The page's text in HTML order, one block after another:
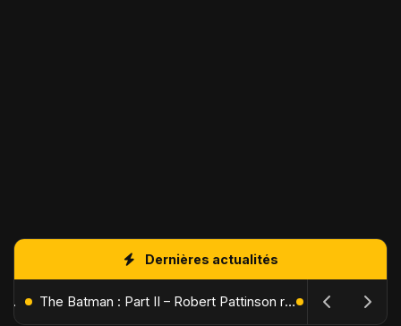
Dernières actualités
L'Âge de Glace : Le Réveil du Volcan – Manny, Sid et Diego de retour pour une aventure explosive The Batman : Part II – Robert Pattinson replonge dans les ténèbres de Gotham dès octobre 2027